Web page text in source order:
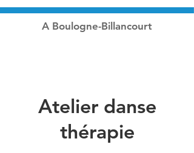
A Boulogne-Billancourt
Atelier danse
thérapie